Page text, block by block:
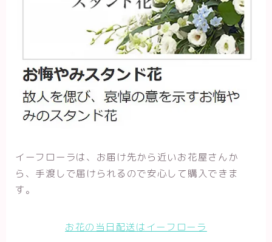
イーフローラは、お届け先から近いお花屋さんか
ら、手渡しで届けられるので安心して購入できま
す。
お花の当日配送はイーフローラ